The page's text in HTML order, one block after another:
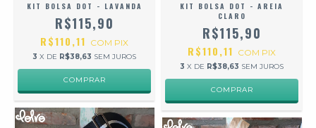
KIT BOLSA DOT - LAVANDA
R$115,90
R$110,11 COM PIX
3 X DE R$38,63 SEM JUROS
KIT BOLSA DOT - AREIA
CLARO
R$115,90
R$110,11 COM PIX
3 X DE R$38,63 SEM JUROS